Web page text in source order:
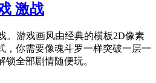
激战
。游戏画风由经典的横板2D像素
，你需要像魂斗罗一样突破一层一
全部剧情随便玩。